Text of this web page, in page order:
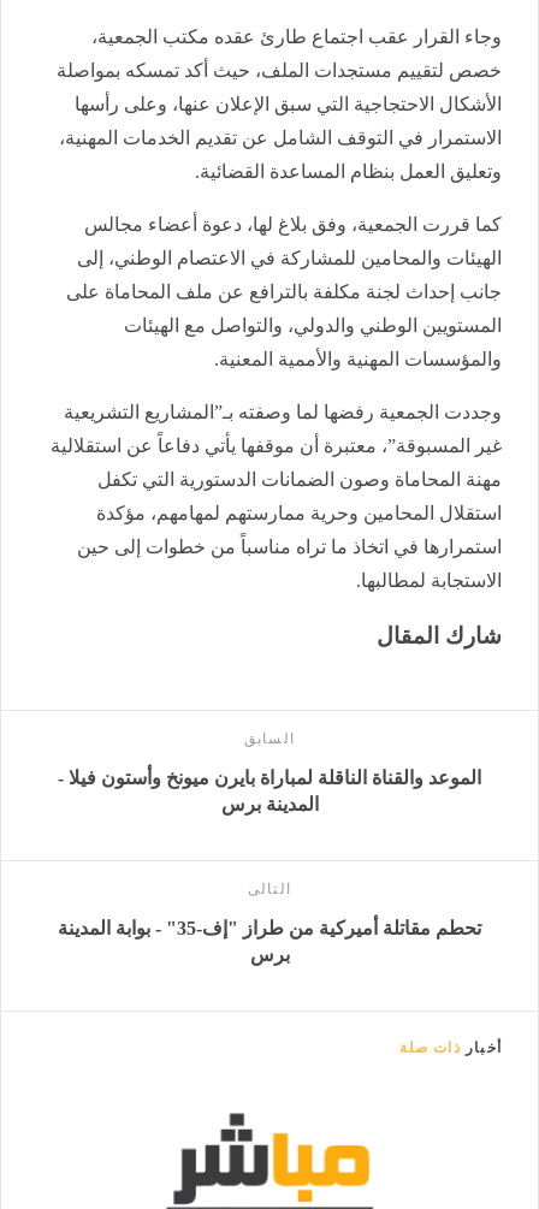
وجاء القرار عقب اجتماع طارئ عقده مكتب الجمعية،
خصص لتقييم مستجدات الملف، حيث أكد تمسكه بمواصلة
الأشكال الاحتجاجية التي سبق الإعلان عنها، وعلى رأسها
الاستمرار في التوقف الشامل عن تقديم الخدمات المهنية،
وتعليق العمل بنظام المساعدة القضائية.
كما قررت الجمعية، وفق بلاغ لها، دعوة أعضاء مجالس
الهيئات والمحامين للمشاركة في الاعتصام الوطني، إلى
جانب إحداث لجنة مكلفة بالترافع عن ملف المحاماة على
المستويين الوطني والدولي، والتواصل مع الهيئات
والمؤسسات المهنية والأممية المعنية.
وجددت الجمعية رفضها لما وصفته بـ”المشاريع التشريعية
غير المسبوقة”، معتبرة أن موقفها يأتي دفاعاً عن استقلالية
مهنة المحاماة وصون الضمانات الدستورية التي تكفل
استقلال المحامين وحرية ممارستهم لمهامهم، مؤكدة
استمرارها في اتخاذ ما تراه مناسباً من خطوات إلى حين
الاستجابة لمطالبها.
شارك المقال
السابق
الموعد والقناة الناقلة لمباراة بايرن ميونخ وأستون فيلا -
المدينة برس
التالى
تحطم مقاتلة أميركية من طراز "إف-35" - بوابة المدينة
برس
أخبار ذات صلة